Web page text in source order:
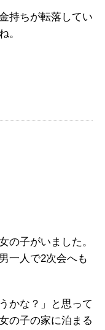
持ちが転落してい
。
の子がいました。
一人で2次会へも
かな？」と思って
の子の家に泊まる